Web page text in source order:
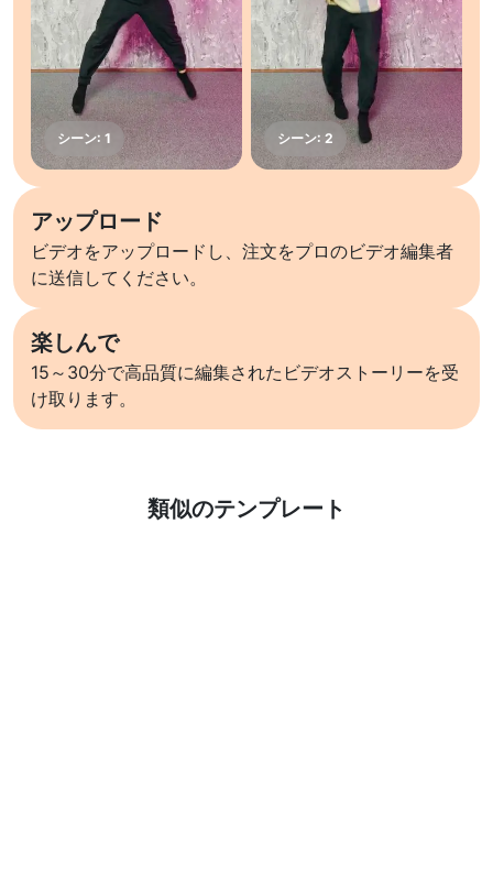
アップロード
ビデオをアップロードし、注文をプロのビデオ編集者
に送信してください。
楽しんで
15～30分で高品質に編集されたビデオストーリーを受
け取ります。
類似のテンプレート
詳しくはこちら